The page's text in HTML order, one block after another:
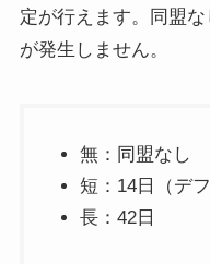
定が行えます。同盟な
が発生しません。
無：同盟なし
短：14日（デフ
長：42日